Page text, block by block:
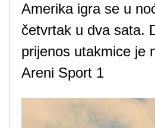
Amerika igra se u
četvrtak u dva sata.
prijenos utakmice je
Areni Sport 1